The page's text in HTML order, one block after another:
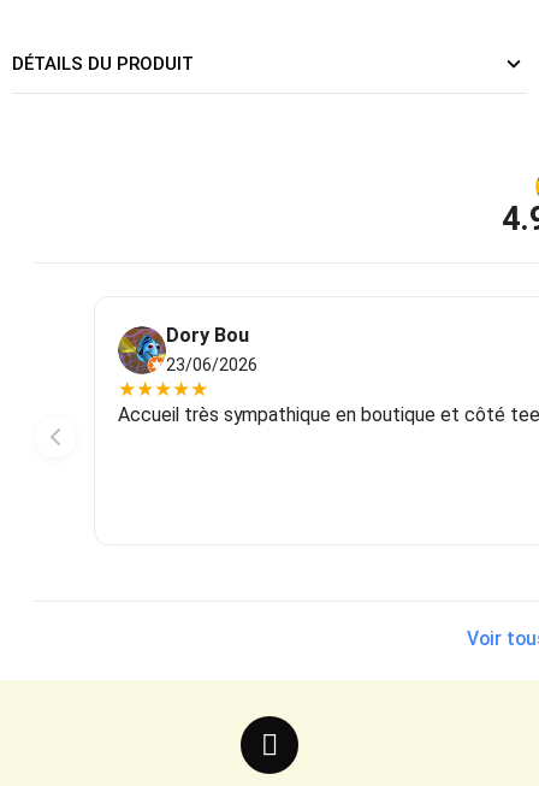
DÉTAILS DU PRODUIT
Dory Bou
23/06/2026
★★★★★
Accueil très sympathique en boutique et côté
Voir